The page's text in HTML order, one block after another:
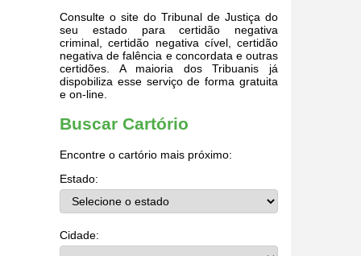
Consulte o site do Tribunal de Justiça do
seu estado para certidão negativa
criminal, certidão negativa cível, certidão
negativa de falência e concordata e outras
certidões. A maioria dos Tribuanis já
dispobiliza esse serviço de forma gratuita
e on-line.
Buscar Cartório
Encontre o cartório mais próximo:
Estado:
Cidade: